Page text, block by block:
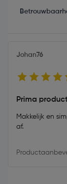
Johan76
Prima
Makkelijk en
af.